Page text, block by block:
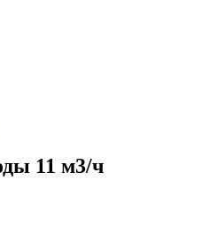
11 м3/ч